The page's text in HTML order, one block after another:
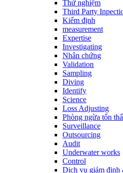
Thử nghiệm
Third Party
Kiểm định
measurement
Expertise
Investigating
Nhân chứng
Validation
Sampling
Diving
Identify
Science
Loss Adjusting
Phòng ngừa tổn
Surveillance
Outsourcing
Audit
Underwater works
Control
Dịch vụ giám định